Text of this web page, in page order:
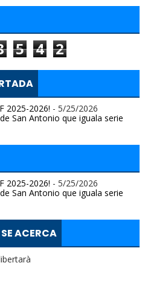
5 4 2
2025-2026! - 5/25/2026
San Antonio que iguala serie
2025-2026! - 5/25/2026
San Antonio que iguala serie
ACERCA